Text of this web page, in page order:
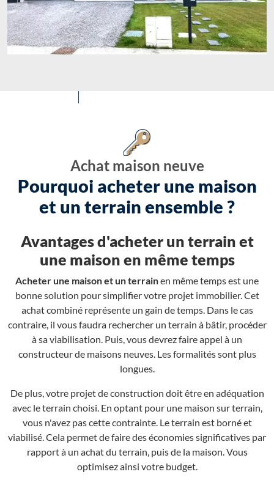
Achat maison neuve
Pourquoi acheter une maison
et un terrain ensemble ?
Avantages d'acheter un terrain et
une maison en même temps
Acheter une maison et un terrainen même temps est une
bonne solution pour simplifier votre projet immobilier. Cet
achat combiné représente un gain de temps. Dans le cas
contraire, il vous faudra rechercher un terrain à bâtir, procéder
à sa viabilisation. Puis, vous devrez faire appel à un
constructeur de maisons neuves. Les formalités sont plus
longues.
De plus, votre projet de construction doit être en adéquation
avec le terrain choisi. En optant pour une maison sur terrain,
vous n'avez pas cette contrainte. Le terrain est borné et
viabilisé. Cela permet de faire des économies significatives par
rapport à un achat du terrain, puis de la maison. Vous
optimisez ainsi votre budget.